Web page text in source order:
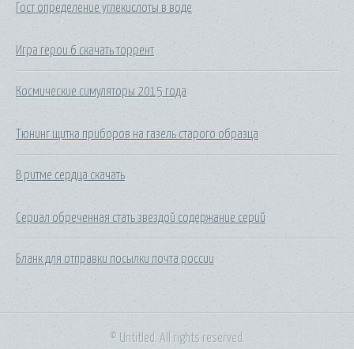
Гост определение углекислоты в воде
Игра герои 6 скачать торрент
Космические симуляторы 2015 года
Тюнинг щитка приборов на газель старого образца
В ритме сердца скачать
Сериал обреченная стать звездой содержание серий
Бланк для отправки посылки почта россии
© Untitled. All rights reserved.